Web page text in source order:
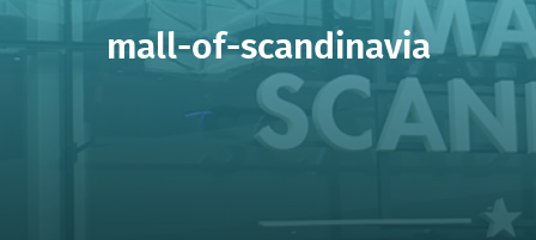
mall-of-scandinavia